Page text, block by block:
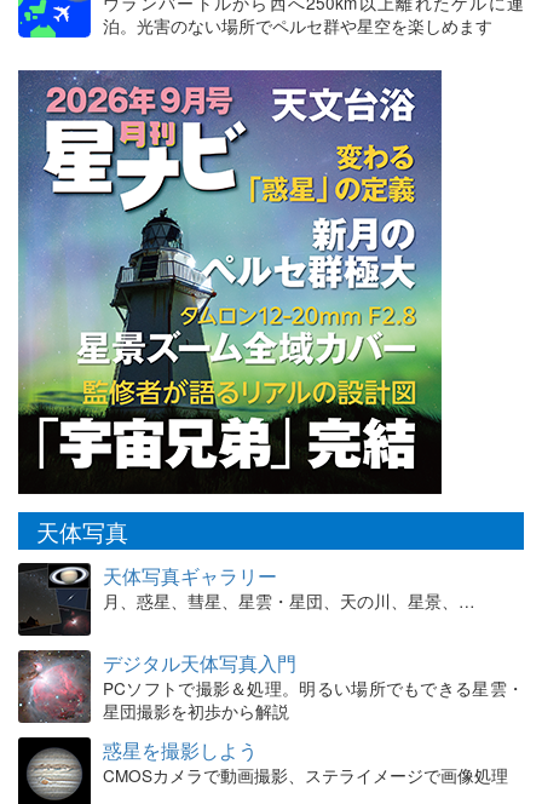
泊。光害のない場所でペルセ群や星空を楽しめます
天体写真
天体写真ギャラリー
月、惑星、彗星、星雲・星団、天の川、星景、…
デジタル天体写真入門
PCソフトで撮影＆処理。明るい場所でもできる星雲・
星団撮影を初歩から解説
惑星を撮影しよう
CMOSカメラで動画撮影、ステライメージで画像処理